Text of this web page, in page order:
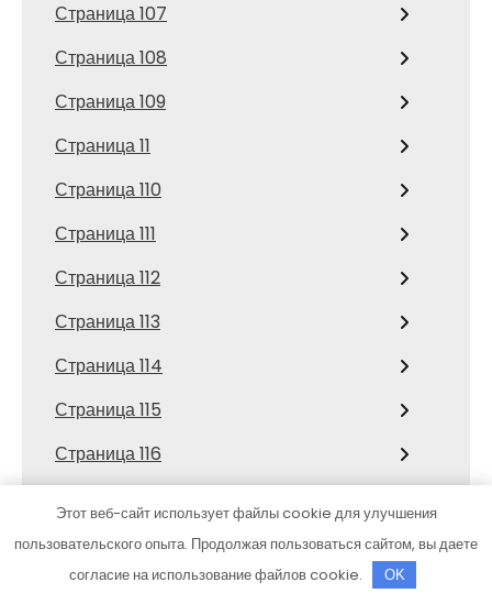
Страница 107
Страница 108
Страница 109
Страница 11
Страница 110
Страница 111
Страница 112
Страница 113
Страница 114
Страница 115
Страница 116
Страница 118
Страница 119
Этот веб-сайт использует файлы cookie для улучшения
пользовательского опыта. Продолжая пользоваться сайтом, вы даете
согласие на использование файлов cookie.
OK